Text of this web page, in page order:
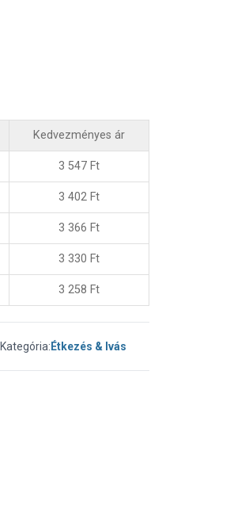
Kedvezményes ár
3 547 Ft
3 402 Ft
3 366 Ft
3 330 Ft
3 258 Ft
Kategória: Étkezés & Ivás